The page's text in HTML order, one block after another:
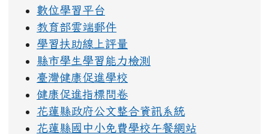
數位學習平台
教育部雲端郵件
學習扶助線上評量
縣市學生學習能力檢測
臺灣健康促進學校
健康促進指標問卷
花蓮縣政府公文整合資訊系統
花蓮縣國中小免費學校午餐網站